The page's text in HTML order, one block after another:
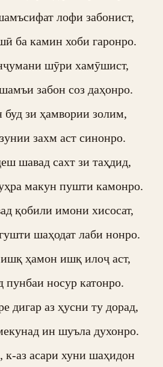
лофи забонист,
ба камин хоби гаронро.
шӯри хамӯшист,
забон соз даҳонро.
буд зи ҳамвории золим,
захм аст синонро.
шавад сахт зи таҳдид,
макун пушти камонро.
қобили имони хисосат,
шаҳодат лаби нонро.
ҳамон ишқ илоҷ аст,
пунбаи носур катонро.
дигар аз ҳусни ту дорад,
ин шуъла духонро.
к-аз асари хуни шаҳидон